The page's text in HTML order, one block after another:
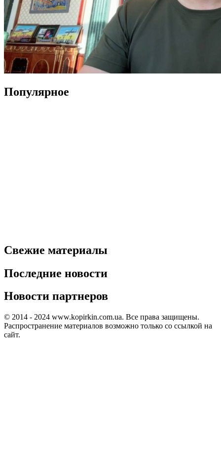
Популярное
Свежие материалы
Последние новости
Новости партнеров
© 2014 - 2024 www.kopirkin.com.ua. Все права защищены.
Распространение материалов возможно только со ссылкой на
сайт.